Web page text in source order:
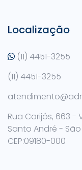
Localização
(11) 4451-3255
(11) 4451-3255
Rua Carijós, 663 -
Santo André -
CEP:09180-000